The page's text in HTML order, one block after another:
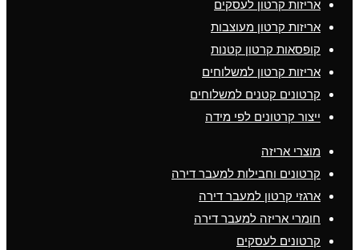
אריזות קרטון לעסקים
אריזות קרטון מעוצבות
קופסאות קרטון קטנות
אריזות קרטון למשלוחים
קרטונים קטנים למשלוחים
ייצור קרטונים לפי מידה
מוצרי אריזה
קרטונים וחבילות למעבר דירה
ארגזי קרטון למעבר דירה
חומרי אריזה למעבר דירה
קרטונים לעסקים